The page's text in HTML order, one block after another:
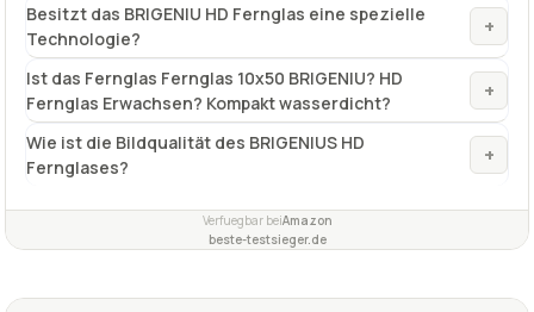
Besitzt das BRIGENIU HD Fernglas eine spezielle
Technologie?
+
Ist das Fernglas Fernglas 10x50 BRIGENIU? HD
Fernglas Erwachsen? Kompakt wasserdicht?
+
Wie ist die Bildqualität des BRIGENIUS HD
Fernglases?
+
Verfuegbar beiAmazon
beste-testsieger.de